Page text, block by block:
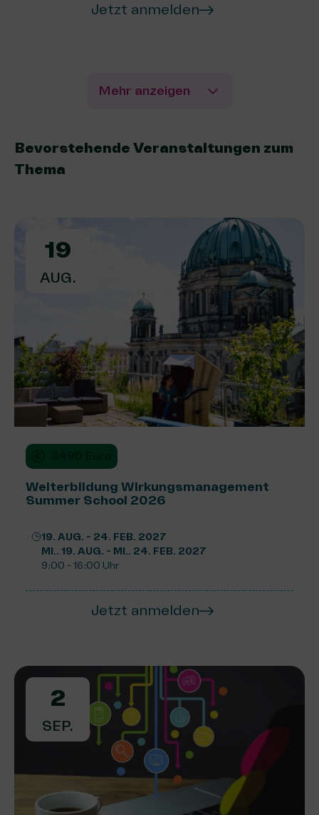
Jetzt anmelden
Mehr anzeigen
Bevorstehende Veranstaltungen zum
Thema
19
AUG.
Weiterbildung Wirkungsmanagement
Summer School 2026
19. AUG. - 24. FEB. 2027
MI.. 19. AUG. - MI.. 24. FEB. 2027
9:00 - 16:00 Uhr
Jetzt anmelden
2
SEP.